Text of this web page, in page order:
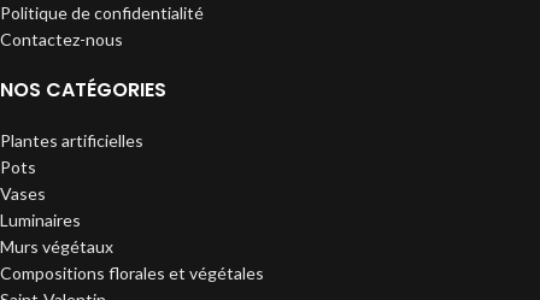
Politique de confidentialité
Contactez-nous
NOS CATÉGORIES
Plantes artificielles
Pots
Vases
Luminaires
Murs végétaux
Compositions florales et végétales